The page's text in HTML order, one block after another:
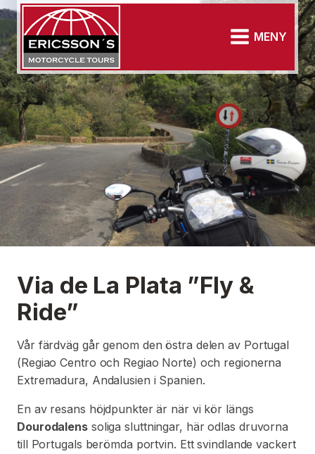
MENY
Via de La Plata ”Fly &
Ride”
Vår färdväg går genom den östra delen av Portugal
(Regiao Centro och Regiao Norte) och regionerna
Extremadura, Andalusien i Spanien.
En av resans höjdpunkter är när vi kör längs
Dourodalenssoliga sluttningar, här odlas druvorna
till Portugals berömda portvin. Ett svindlande vackert